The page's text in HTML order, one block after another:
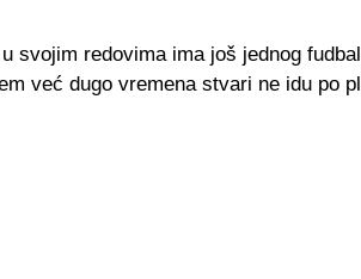
svojim redovima ima još jednog
već dugo vremena stvari ne idu po